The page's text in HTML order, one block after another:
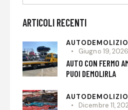
ARTICOLI RECENTI
Giugno 19, 2026
AUTO CON FERMO
PUOI DEMOLIRLA
Dicembre 11,